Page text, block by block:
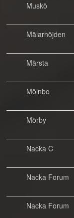
Muskö
Mälarhöjden
Märsta
Mölnbo
Mörby
Nacka C
Nacka Forum
Nacka Forum